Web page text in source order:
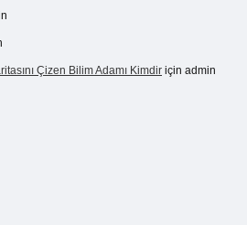
Çizen Bilim Adamı Kimdir için admin